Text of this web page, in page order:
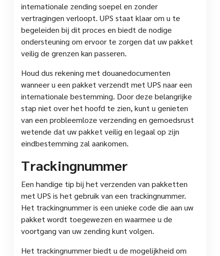
internationale zending soepel en zonder
vertragingen verloopt. UPS staat klaar om u te
begeleiden bij dit proces en biedt de nodige
ondersteuning om ervoor te zorgen dat uw pakket
veilig de grenzen kan passeren.
Houd dus rekening met douanedocumenten
wanneer u een pakket verzendt met UPS naar een
internationale bestemming. Door deze belangrijke
stap niet over het hoofd te zien, kunt u genieten
van een probleemloze verzending en gemoedsrust
wetende dat uw pakket veilig en legaal op zijn
eindbestemming zal aankomen.
Trackingnummer
Een handige tip bij het verzenden van pakketten
met UPS is het gebruik van een trackingnummer.
Het trackingnummer is een unieke code die aan uw
pakket wordt toegewezen en waarmee u de
voortgang van uw zending kunt volgen.
Het trackingnummer biedt u de mogelijkheid om